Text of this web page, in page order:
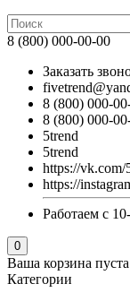
8 (800) 000-00-00
Заказать
8 (800) 000-
8 (800) 000-
5trend
5trend
https://vk.com/
https://
Работаем с
0
Ваша корзина
Категории